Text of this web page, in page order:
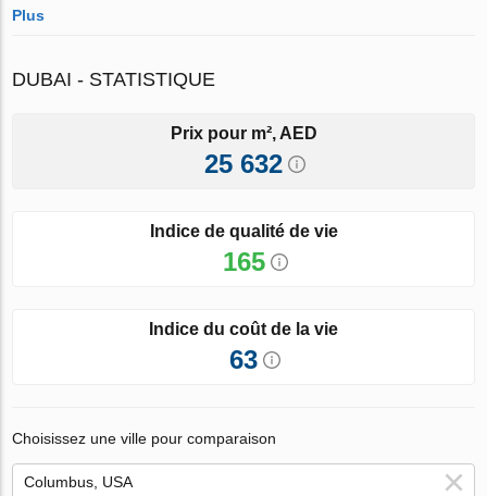
Plus
DUBAI - STATISTIQUE
Prix pour m², AED
25 632
Indice de qualité de vie
165
Indice du coût de la vie
63
Choisissez une ville pour comparaison